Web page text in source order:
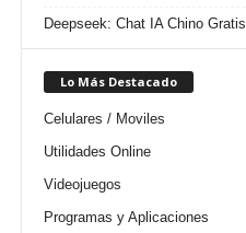
Deepseek: Chat IA Chino Gratis
Lo Más Destacado
Celulares / Moviles
Utilidades Online
Videojuegos
Programas y Aplicaciones